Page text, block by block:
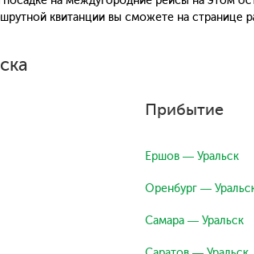
квитанции вы сможете на странице
Прибытие
Ершов — Уральск
Оренбург —
Самара — Уральск